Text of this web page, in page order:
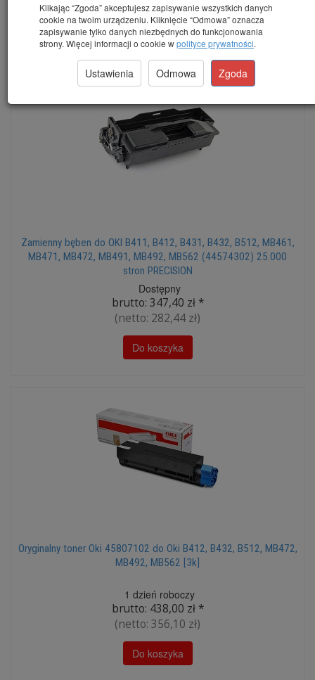
(netto:136,18 zł)
Do koszyka
Zamienny bęben do OKI B411, B412, B431, B432, B512, MB461,
MB471, MB472, MB491, MB492, MB562 (44574302) 25.000
stron PRECISION
Dostępny
brutto: 347,40 zł*
(netto: 282,44 zł)
Do koszyka
Oryginalny toner Oki 45807102 do Oki B412, B432, B512, MB472,
MB492, MB562 [3k]
1 dzień roboczy
brutto: 438,00 zł*
(netto: 356,10 zł)
Do koszyka
Klikając “Zgoda” akceptujesz zapisywanie wszystkich danych
cookie na twoim urządzeniu. Kliknięcie “Odmowa” oznacza
zapisywanie tylko danych niezbędnych do funkcjonowania
strony. Więcej informacji o cookie wpolityce prywatności.
Ustawienia Odmowa Zgoda